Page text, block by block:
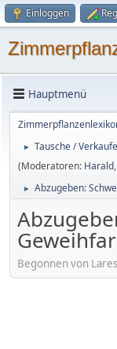
Einloggen
Hauptmenü
►
Tausche /
(Moderatoren: Harald,
► Abzugeben:
Begonnen von